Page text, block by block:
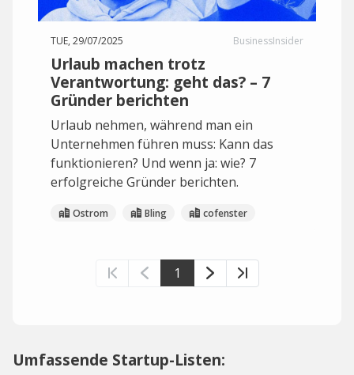
TUE, 29/07/2025 BusinessInsider
Urlaub machen trotz
Verantwortung: geht das? – 7
Gründer berichten
Urlaub nehmen, während man ein
Unternehmen führen muss: Kann das
funktionieren? Und wenn ja: wie? 7
erfolgreiche Gründer berichten.
Ostrom Bling cofenster
1
Umfassende Startup-Listen: